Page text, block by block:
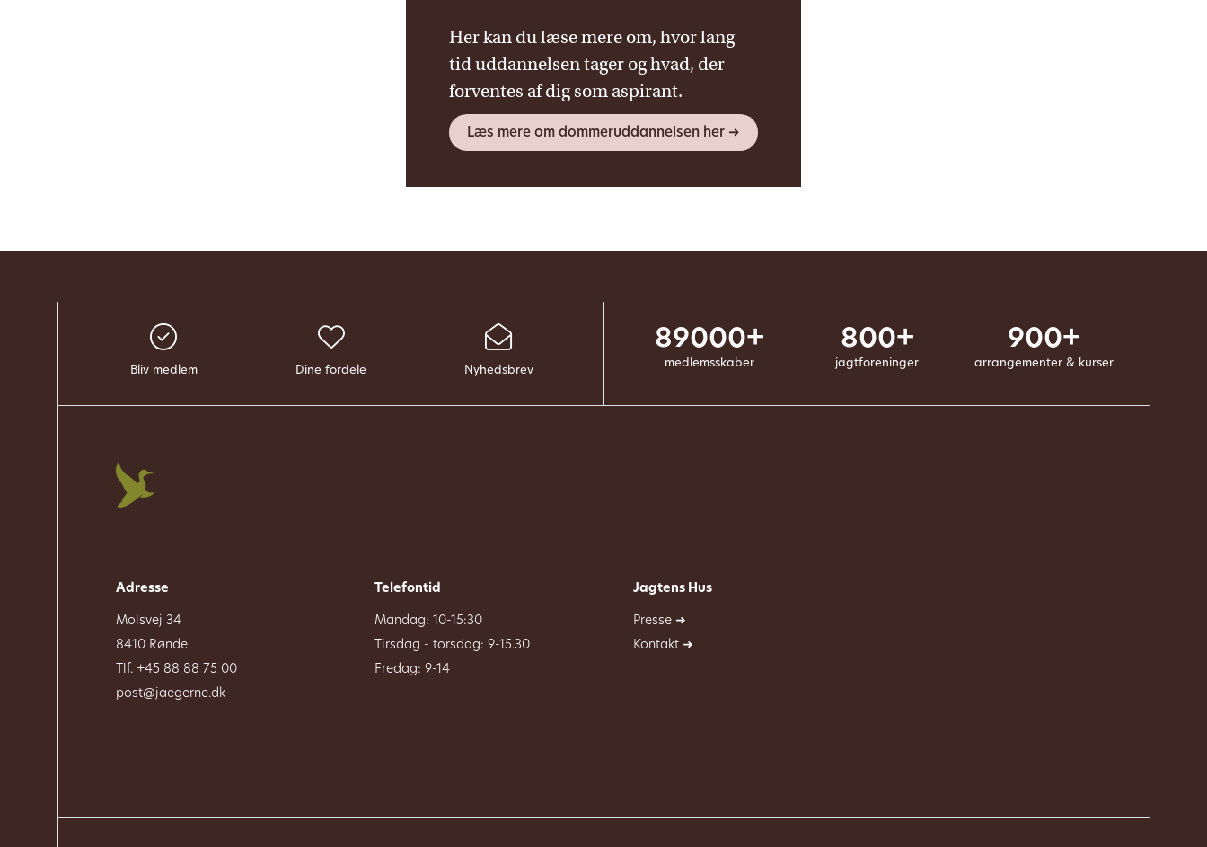
Her kan du læse mere om, hvor lang
tid uddannelsen tager og hvad, der
forventes af dig som aspirant.
Læs mere om dommeruddannelsen her ➜
Bliv medlem Dine fordele Nyhedsbrev
89000+
medlemsskaber
800+
jagtforeninger
900+
arrangementer & kurser
Adresse
Molsvej 34
8410 Rønde
Tlf. +45 88 88 75 00
post@jaegerne.dk
Telefontid
Mandag: 10-15:30
Tirsdag - torsdag: 9-15.30
Fredag: 9-14
Jagtens Hus
Presse ➜
Kontakt ➜